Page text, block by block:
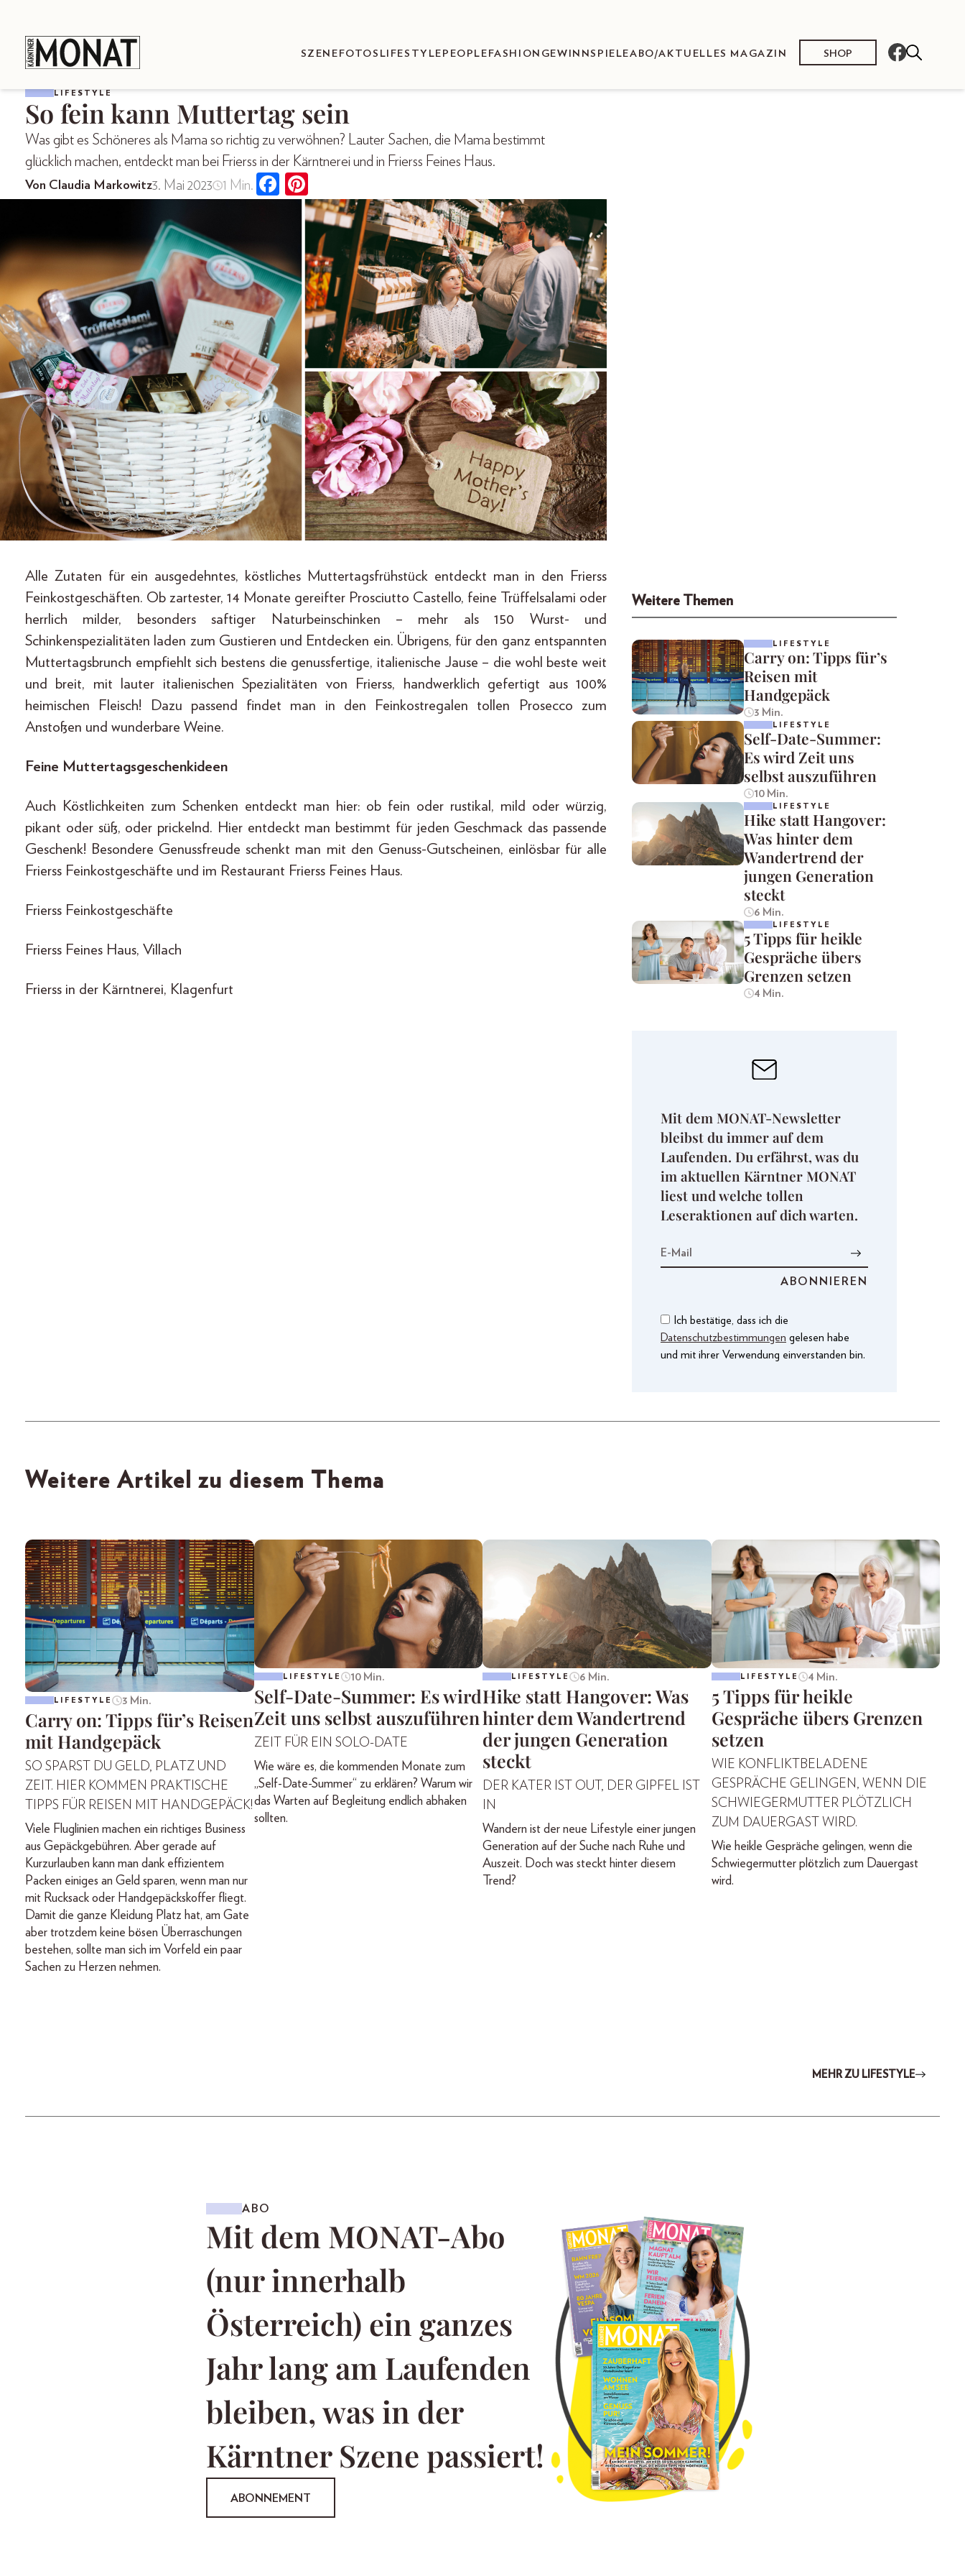
SZENEFOTOS LIFESTYLE PEOPLE FASHION GEWINNSPIELEABO/AKTUELLES MAGAZIN SHOP
LIFESTYLE
So fein kann Muttertag sein
Was gibt es Schöneres als Mama so richtig zu verwöhnen? Lauter Sachen, die Mama bestimmt
glücklich machen, entdeckt man bei Frierss in der Kärntnerei und in Frierss Feines Haus.
Von Claudia Markowitz3. Mai 2023 1 Min.
Alle Zutaten für ein ausgedehntes, köstliches Muttertagsfrühstück entdeckt man in den Frierss
Feinkostgeschäften. Ob zartester, 14 Monate gereifter Prosciutto Castello, feine Trüffelsalami oder
herrlich milder, besonders saftiger Naturbeinschinken – mehr als 150 Wurst- und
Schinkenspezialitäten laden zum Gustieren und Entdecken ein. Übrigens, für den ganz entspannten
Muttertagsbrunch empfiehlt sich bestens die genussfertige, italienische Jause – die wohl beste weit
und breit, mit lauter italienischen Spezialitäten von Frierss, handwerklich gefertigt aus 100%
heimischen Fleisch! Dazu passend findet man in den Feinkostregalen tollen Prosecco zum
Anstoßen und wunderbare Weine.
Feine Muttertagsgeschenkideen
Auch Köstlichkeiten zum Schenken entdeckt man hier: ob fein oder rustikal, mild oder würzig,
pikant oder süß, oder prickelnd. Hier entdeckt man bestimmt für jeden Geschmack das passende
Geschenk! Besondere Genussfreude schenkt man mit den Genuss-Gutscheinen, einlösbar für alle
Frierss Feinkostgeschäfte und im Restaurant Frierss Feines Haus.
Frierss Feinkostgeschäfte
Frierss Feines Haus, Villach
Frierss in der Kärntnerei, Klagenfurt
Weitere Themen
LIFESTYLE
Carry on: Tipps für’s
Reisen mit
Handgepäck
3 Min.
LIFESTYLE
Self-Date-Summer:
Es wird Zeit uns
selbst auszuführen
10 Min.
LIFESTYLE
Hike statt Hangover:
Was hinter dem
Wandertrend der
jungen Generation
steckt
6 Min.
LIFESTYLE
5 Tipps für heikle
Gespräche übers
Grenzen setzen
4 Min.
Mit dem MONAT-Newsletter
bleibst du immer auf dem
Laufenden. Du erfährst, was du
im aktuellen Kärntner MONAT
liest und welche tollen
Leseraktionen auf dich warten.
Ich bestätige, dass ich die
Datenschutzbestimmungen gelesen habe
und mit ihrer Verwendung einverstanden bin.
Weitere Artikel zu diesem Thema
LIFESTYLE 3 Min.
Carry on: Tipps für’s Reisen
mit Handgepäck
SO SPARST DU GELD, PLATZ UND
ZEIT. HIER KOMMEN PRAKTISCHE
TIPPS FÜR REISEN MIT HANDGEPÄCK!
Viele Fluglinien machen ein richtiges Business
aus Gepäckgebühren. Aber gerade auf
Kurzurlauben kann man dank effizientem
Packen einiges an Geld sparen, wenn man nur
mit Rucksack oder Handgepäckskoffer fliegt.
Damit die ganze Kleidung Platz hat, am Gate
aber trotzdem keine bösen Überraschungen
bestehen, sollte man sich im Vorfeld ein paar
Sachen zu Herzen nehmen.
LIFESTYLE 10 Min.
Self-Date-Summer: Es wird
Zeit uns selbst auszuführen
ZEIT FÜR EIN SOLO-DATE
Wie wäre es, die kommenden Monate zum
„Self-Date-Summer“ zu erklären? Warum wir
das Warten auf Begleitung endlich abhaken
sollten.
LIFESTYLE 6 Min.
Hike statt Hangover: Was
hinter dem Wandertrend
der jungen Generation
steckt
DER KATER IST OUT, DER GIPFEL IST
IN
Wandern ist der neue Lifestyle einer jungen
Generation auf der Suche nach Ruhe und
Auszeit. Doch was steckt hinter diesem
Trend?
LIFESTYLE 4 Min.
5 Tipps für heikle
Gespräche übers Grenzen
setzen
WIE KONFLIKTBELADENE
GESPRÄCHE GELINGEN, WENN DIE
SCHWIEGERMUTTER PLÖTZLICH
ZUM DAUERGAST WIRD.
Wie heikle Gespräche gelingen, wenn die
Schwiegermutter plötzlich zum Dauergast
wird.
MEHR ZU LIFESTYLE
ABO
Mit dem MONAT-Abo
(nur innerhalb
Österreich) ein ganzes
Jahr lang am Laufenden
bleiben, was in der
Kärntner Szene passiert!
ABONNEMENT